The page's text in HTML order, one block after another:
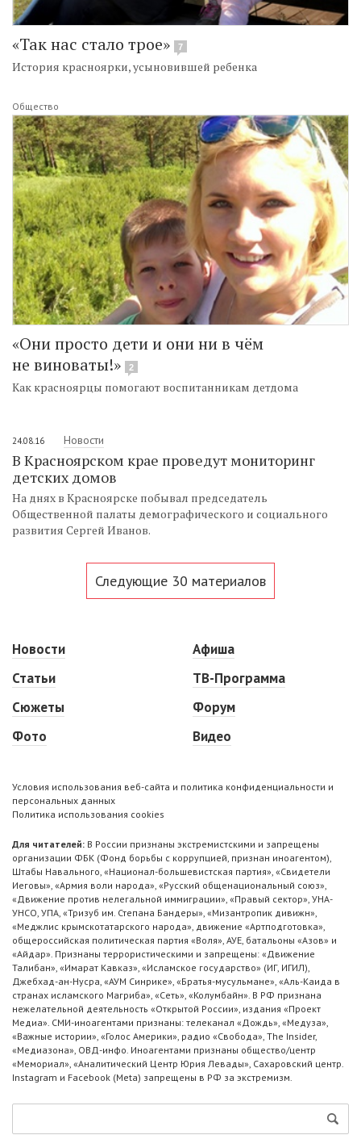
«Так нас стало трое» 7
История красноярки, усыновившей ребенка
Общество
«Они просто дети и они ни в чём
не виноваты!»
2
Как красноярцы помогают воспитанникам детдома
24.08.16 Новости
В Красноярском крае проведут мониторинг
детских домов
На днях в Красноярске побывал председатель
Общественной палаты демографического и социального
развития Сергей Иванов.
Следующие 30 материалов
Новости
Статьи
Сюжеты
Фото
Афиша
ТВ-Программа
Форум
Видео
Условия использования веб-сайта и политика конфиденциальности и
персональных данных
Политика использования cookies
Для читателей: В России признаны экстремистскими и запрещены
организации ФБК (Фонд борьбы с коррупцией, признан иноагентом),
Штабы Навального, «Национал-большевистская партия», «Свидетели
Иеговы», «Армия воли народа», «Русский общенациональный союз»,
«Движение против нелегальной иммиграции», «Правый сектор», УНА-
УНСО, УПА, «Тризуб им. Степана Бандеры», «Мизантропик дивижн»,
«Меджлис крымскотатарского народа», движение «Артподготовка»,
общероссийская политическая партия «Воля», АУЕ, батальоны «Азов» и
«Айдар». Признаны террористическими и запрещены: «Движение
Талибан», «Имарат Кавказ», «Исламское государство» (ИГ, ИГИЛ),
Джебхад-ан-Нусра, «АУМ Синрике», «Братья-мусульмане», «Аль-Каида в
странах исламского Магриба», «Сеть», «Колумбайн». В РФ признана
нежелательной деятельность «Открытой России», издания «Проект
Медиа». СМИ-иноагентами признаны: телеканал «Дождь», «Медуза»,
«Важные истории», «Голос Америки», радио «Свобода», The Insider,
«Медиазона», ОВД-инфо. Иноагентами признаны общество/центр
«Мемориал», «Аналитический Центр Юрия Левады», Сахаровский центр.
Instagram и Facebook (Metа) запрещены в РФ за экстремизм.